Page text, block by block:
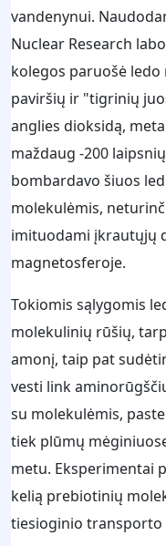
vandenynui.
Nuclear Research
kolegos paruošė
paviršių ir "tigrinių
anglies dioksidą,
maždaug -200
bombardavo šiuos
molekulėmis,
imituodami įkrautųjų
magnetosferoje.
Tokiomis sąlygomis
molekulinių rūšių,
amonį, taip pat
vesti link
su molekulėmis,
tiek plūmų
metu. Eksperimentai
kelią prebiotinių
tiesioginio transporto